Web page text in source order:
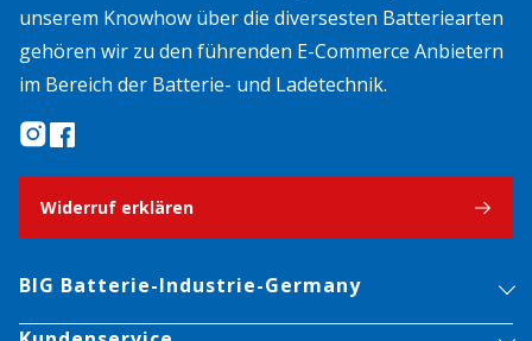
unserem Knowhow über die diversesten Batteriearten
gehören wir zu den führenden E-Commerce Anbietern
im Bereich der Batterie- und Ladetechnik.
Widerruf erklären
BIG Batterie-Industrie-Germany